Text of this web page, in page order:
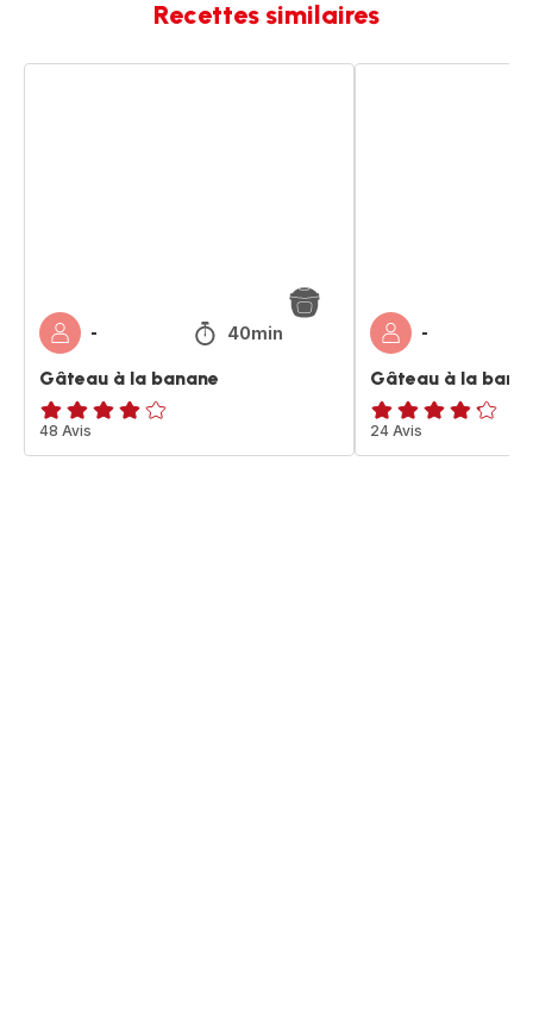
Recettes similaires
- 40min
Gâteau à la banane
ratings.4.1
48 Avis
-
Gâteau à la
ratings.4.2
24 Avis